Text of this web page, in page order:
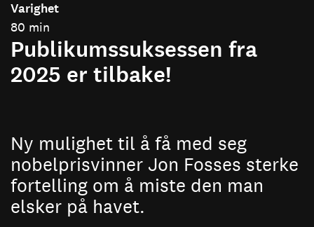
Varighet
80 min
Publikumssuksessen fra
2025 er tilbake!
Ny mulighet til å få med seg
nobelprisvinner Jon Fosses sterke
fortelling om å miste den man
elsker på havet.